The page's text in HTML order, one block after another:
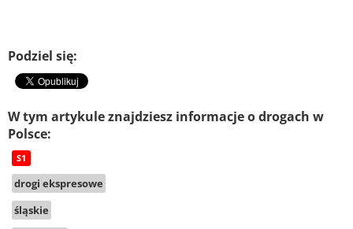
Podziel się:
W tym artykule znajdziesz informacje o drogach w
Polsce:
S1
drogi ekspresowe
śląskie